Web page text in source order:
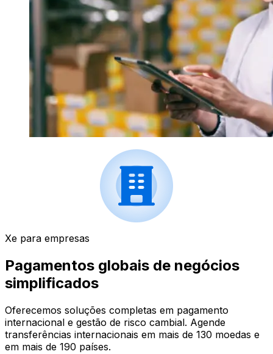
Xe para empresas
Pagamentos globais de negócios
simplificados
Oferecemos soluções completas em pagamento
internacional e gestão de risco cambial. Agende
transferências internacionais em mais de 130 moedas e
em mais de 190 países.